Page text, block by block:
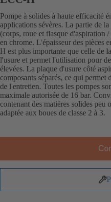
Pompe à solides à haute efficacité
applications sévères. La partie de
(corps, roue et flasque d'aspiration
en chrome. L'épaisseur des pièces
H est plus importante que celle de
l'usure et permet l'utilisation pour
élevées. La plaque d'usure côté
composants séparés, ce qui permet
de l'entretien. Toutes les pompes
maximale autorisée de 16 bar.
contenant des matières solides peu
adaptée aux boues de classe 2 à 3.